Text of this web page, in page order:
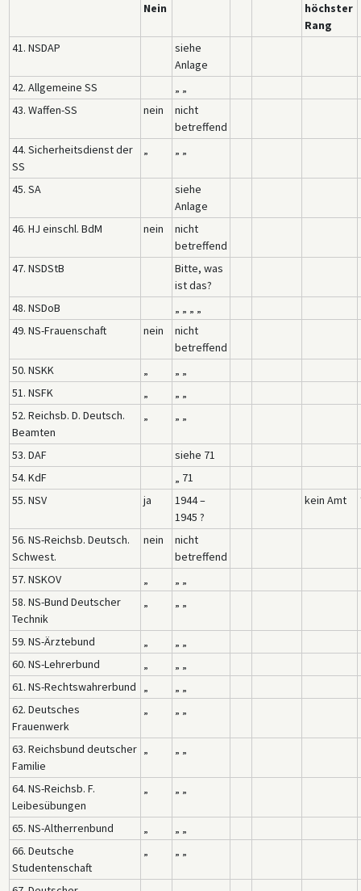
Nein
höchster
Rang
41. NSDAP
siehe
Anlage
42. Allgemeine SS
„ „
43. Waffen-SS
nein
nicht
betreffend
44. Sicherheitsdienst der
SS
„ „ „
45. SA
siehe
Anlage
46. HJ einschl. BdM
nein
nicht
betreffend
47. NSDStB
Bitte, was
ist das?
48. NSDoB
„ „ „ „
49. NS-Frauenschaft
nein
nicht
betreffend
50. NSKK
„
„ „
51. NSFK
„
„ „
52. Reichsb. D. Deutsch.
Beamten
„ „ „
53. DAF
siehe 71
54. KdF
„ 71
55. NSV
ja
1944 –
1945 ?
kein Amt
56. NS-Reichsb. Deutsch.
Schwest.
nein
nicht
betreffend
57. NSKOV
„
„ „
58. NS-Bund Deutscher
Technik
„ „ „
59. NS-Ärztebund „
„ „
60. NS-Lehrerbund
„
„ „
61. NS-Rechtswahrerbund
„
„ „
62. Deutsches
Frauenwerk
„ „ „
63. Reichsbund deutscher
Familie
„ „ „
64. NS-Reichsb. F.
Leibesübungen
„ „ „
65. NS-Altherrenbund „
„ „
66. Deutsche
Studentenschaft
„ „ „